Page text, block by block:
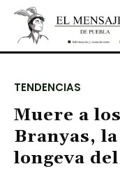
TENDENCIAS
Muere a
Branyas,
longeva